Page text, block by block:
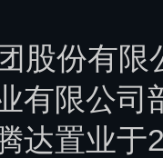
股份有限
有限公司
置业于